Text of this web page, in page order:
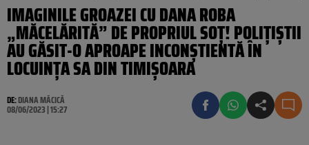
IMAGINILE GROAZEI CU DANA ROBA
„MĂCELĂRITĂ” DE PROPRIUL SOȚ! POLIȚIȘTII
AU GĂSIT-O APROAPE INCONȘTIENTĂ ÎN
LOCUINȚA SA DIN TIMIȘOARA
DE:DIANA MĂCICĂ
08/06/2023 | 15:27